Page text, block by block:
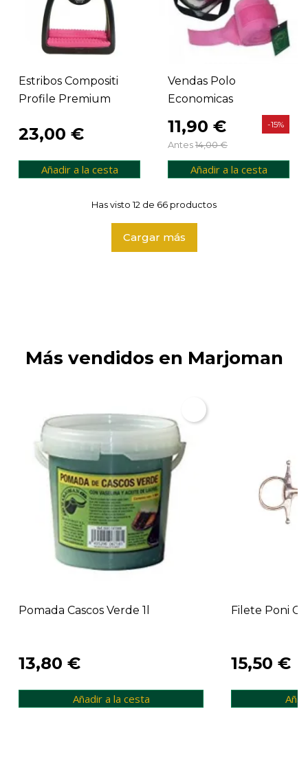
Estribos Compositi
Profile Premium
23,00 €
Añadir a la cesta
Vendas Polo
Economicas
11,90 €
Antes14,00 €
-15%
Añadir a la cesta
Has visto 12 de 66 productos
Cargar más
Más vendidos en Marjoman
Pomada Cascos Verde 1l
13,80 €
Añadir a la cesta
Filete Poni
15,50 €